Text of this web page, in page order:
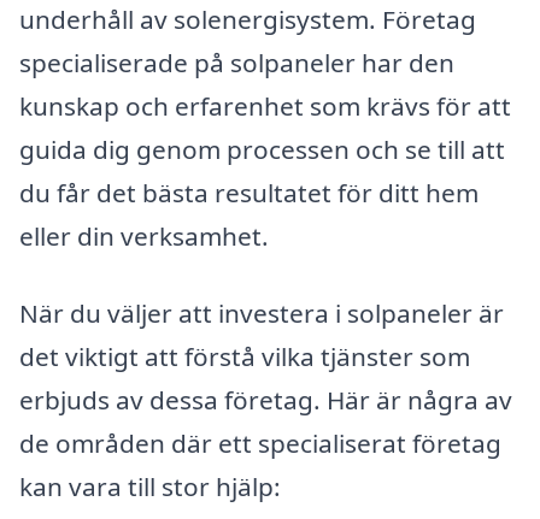
underhåll av solenergisystem. Företag
specialiserade på solpaneler har den
kunskap och erfarenhet som krävs för att
guida dig genom processen och se till att
du får det bästa resultatet för ditt hem
eller din verksamhet.
När du väljer att investera i solpaneler är
det viktigt att förstå vilka tjänster som
erbjuds av dessa företag. Här är några av
de områden där ett specialiserat företag
kan vara till stor hjälp: